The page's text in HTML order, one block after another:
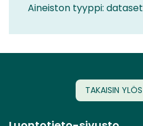
Aineiston tyyppi: dataset
TAKAISIN YLÖS